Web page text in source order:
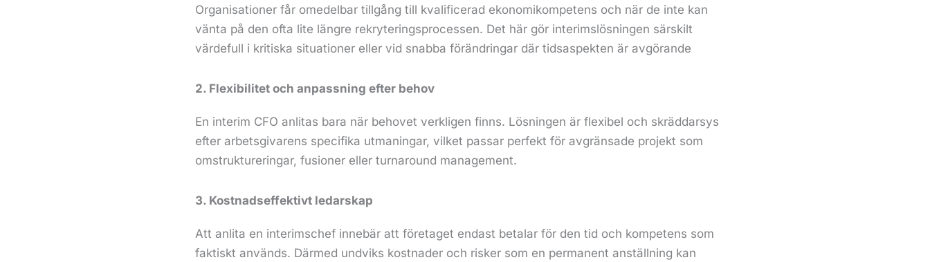
Organisationer får omedelbar tillgång till kvalificerad ekonomikompetens och när de inte kan
vänta på den ofta lite längre rekryteringsprocessen. Det här gör interimslösningen särskilt
värdefull i kritiska situationer eller vid snabba förändringar där tidsaspekten är avgörande
2. Flexibilitet och anpassning efter behov
En interim CFO anlitas bara när behovet verkligen finns. Lösningen är flexibel och skräddarsys
efter arbetsgivarens specifika utmaningar, vilket passar perfekt för avgränsade projekt som
omstruktureringar, fusioner eller turnaround management.
3. Kostnadseffektivt ledarskap
Att anlita en interimschef innebär att företaget endast betalar för den tid och kompetens som
faktiskt används. Därmed undviks kostnader och risker som en permanent anställning kan